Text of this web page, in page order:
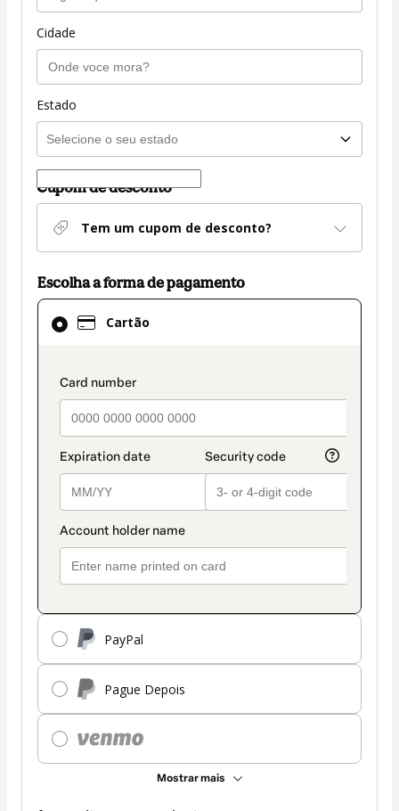
Cidade
Estado
Cupom de desconto
Tem um cupom de desconto?
Escolha a forma de pagamento
Cartão
payment_data.section_title_v2
PayPal
Pague Depois
Mostrar mais
Cartão
selecionado
pagamento